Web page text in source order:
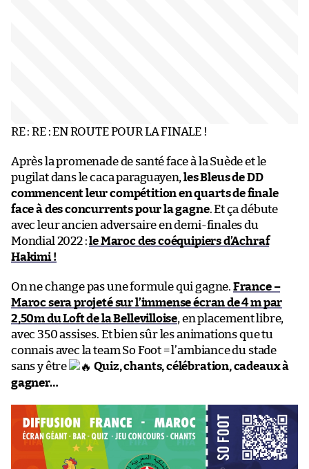
RE : RE : EN ROUTE POUR LA FINALE !
Après la promenade de santé face à la Suède et le
pugilat dans le caca paraguayen,les Bleus de DD
commencent leur compétition en quarts de finale
face à des concurrents pour la gagne. Et ça débute
avec leur ancien adversaire en demi-finales du
Mondial 2022 :le Maroc des coéquipiers d’Achraf
Hakimi !
On ne change pas une formule qui gagne. France –
Maroc sera projeté sur l’immense écran de 4 m par
2,50m du Loft de la Bellevilloise, en placement libre,
avec 350 assises. Et bien sûr les animations que tu
connais avec la team So Foot = l’ambiance du stade
sans y être
Quiz, chants, célébration, cadeaux à
gagner…